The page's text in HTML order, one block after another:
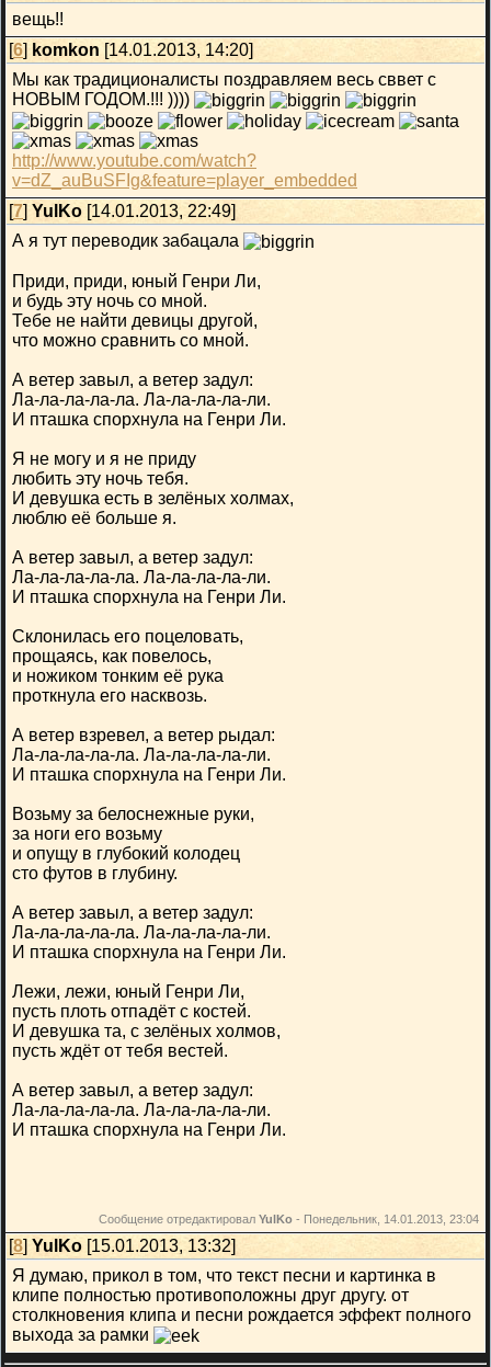
вещь!!
[6] komkon [14.01.2013, 14:20]
Мы как традиционалисты поздравляем весь сввет с
НОВЫМ ГОДОМ.!!! ))))
http://www.youtube.com/watch?
v=dZ_auBuSFIg&feature=player_embedded
[7] YulKo [14.01.2013, 22:49]
А я тут переводик забацала
Приди, приди, юный Генри Ли,
и будь эту ночь со мной.
Тебе не найти девицы другой,
что можно сравнить со мной.
А ветер завыл, а ветер задул:
Ла-ла-ла-ла-ла. Ла-ла-ла-ла-ли.
И пташка спорхнула на Генри Ли.
Я не могу и я не приду
любить эту ночь тебя.
И девушка есть в зелёных холмах,
люблю её больше я.
А ветер завыл, а ветер задул:
Ла-ла-ла-ла-ла. Ла-ла-ла-ла-ли.
И пташка спорхнула на Генри Ли.
Склонилась его поцеловать,
прощаясь, как повелось,
и ножиком тонким её рука
проткнула его насквозь.
А ветер взревел, а ветер рыдал:
Ла-ла-ла-ла-ла. Ла-ла-ла-ла-ли.
И пташка спорхнула на Генри Ли.
Возьму за белоснежные руки,
за ноги его возьму
и опущу в глубокий колодец
сто футов в глубину.
А ветер завыл, а ветер задул:
Ла-ла-ла-ла-ла. Ла-ла-ла-ла-ли.
И пташка спорхнула на Генри Ли.
Лежи, лежи, юный Генри Ли,
пусть плоть отпадёт с костей.
И девушка та, с зелёных холмов,
пусть ждёт от тебя вестей.
А ветер завыл, а ветер задул:
Ла-ла-ла-ла-ла. Ла-ла-ла-ла-ли.
И пташка спорхнула на Генри Ли.
Сообщение отредактировал YulKo - Понедельник, 14.01.2013, 23:04
[8] YulKo [15.01.2013, 13:32]
Я думаю, прикол в том, что текст песни и картинка в
клипе полностью противоположны друг другу. от
столкновения клипа и песни рождается эффект полного
выхода за рамки